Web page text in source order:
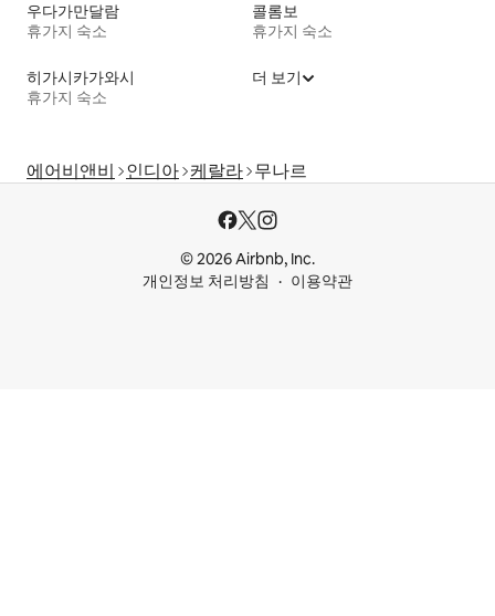
우다가만달람
휴가지 숙소
콜롬보
휴가지 숙소
히가시카가와시
휴가지 숙소
더 보기
에어비앤비 인디아 케랄라 무나르
© 2026 Airbnb, Inc.
개인정보 처리방침
이용약관